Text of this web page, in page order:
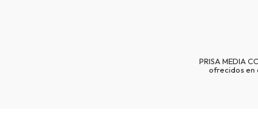
PRISA MEDIA
ofrecidos en